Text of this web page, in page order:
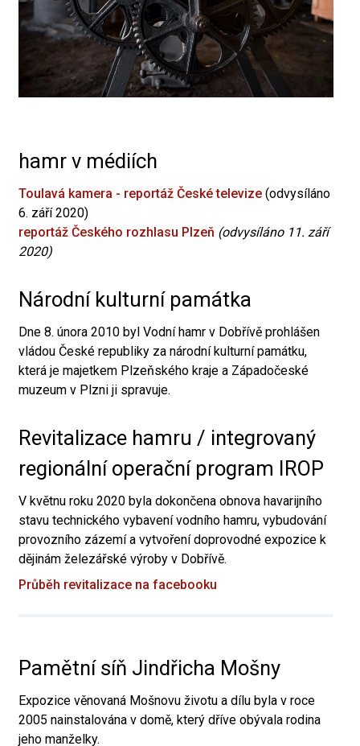
hamr v médiích
Toulavá kamera - reportáž České televize (odvysíláno
6. září 2020)
reportáž Českého rozhlasu Plzeň (odvysíláno 11. září
2020)
Národní kulturní památka
Dne 8. února 2010 byl Vodní hamr v Dobřívě prohlášen
vládou České republiky za národní kulturní památku,
která je majetkem Plzeňského kraje a Západočeské
muzeum v Plzni ji spravuje.
Revitalizace hamru / integrovaný
regionální operační program IROP
V květnu roku 2020 byla dokončena obnova havarijního
stavu technického vybavení vodního hamru, vybudování
provozního zázemí a vytvoření doprovodné expozice k
dějinám železářské výroby v Dobřívě.
Průběh revitalizace na facebooku
Pamětní síň Jindřicha Mošny
Expozice věnovaná Mošnovu životu a dílu byla v roce
2005 nainstalována v domě, který dříve obývala rodina
jeho manželky.